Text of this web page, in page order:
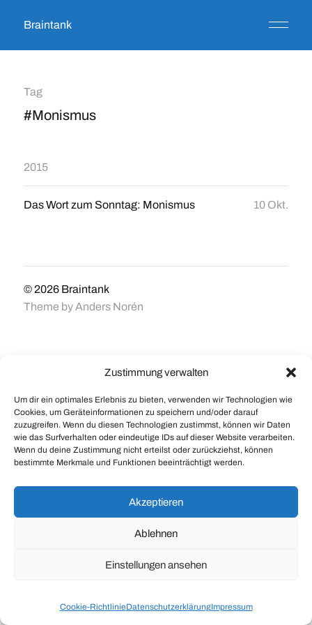
Zustimmung verwalten
Um dir ein optimales Erlebnis zu bieten, verwenden wir Technologien wie
Cookies, um Geräteinformationen zu speichern und/oder darauf
zuzugreifen. Wenn du diesen Technologien zustimmst, können wir Daten
wie das Surfverhalten oder eindeutige IDs auf dieser Website verarbeiten.
Wenn du deine Zustimmung nicht erteilst oder zurückziehst, können
bestimmte Merkmale und Funktionen beeinträchtigt werden.
Akzeptieren
Ablehnen
Einstellungen ansehen
Cookie-RichtlinieDatenschutzerklärungImpressum
Braintank
Tag
#Monismus
2015
Das Wort zum Sonntag: Monismus 10 Okt.
© 2026 Braintank
Theme byAnders Norén